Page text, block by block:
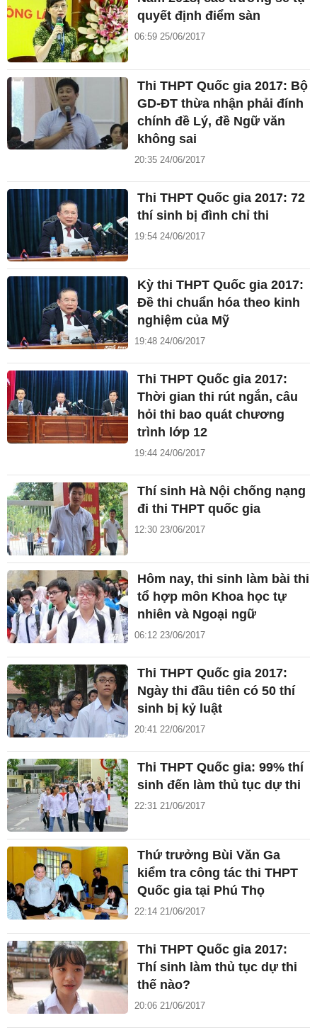
quyết định điểm sàn
06:59 25/06/2017
Thi THPT Quốc gia 2017: Bộ
GD-ĐT thừa nhận phải đính
chính đề Lý, đề Ngữ văn
không sai
20:35 24/06/2017
Thi THPT Quốc gia 2017: 72
thí sinh bị đình chỉ thi
19:54 24/06/2017
Kỳ thi THPT Quốc gia 2017:
Đề thi chuẩn hóa theo kinh
nghiệm của Mỹ
19:48 24/06/2017
Thi THPT Quốc gia 2017:
Thời gian thi rút ngắn, câu
hỏi thi bao quát chương
trình lớp 12
19:44 24/06/2017
Thí sinh Hà Nội chống nạng
đi thi THPT quốc gia
12:30 23/06/2017
Hôm nay, thi sinh làm bài thi
tổ hợp môn Khoa học tự
nhiên và Ngoại ngữ
06:12 23/06/2017
Thi THPT Quốc gia 2017:
Ngày thi đầu tiên có 50 thí
sinh bị kỷ luật
20:41 22/06/2017
Thi THPT Quốc gia: 99% thí
sinh đến làm thủ tục dự thi
22:31 21/06/2017
Thứ trưởng Bùi Văn Ga
kiểm tra công tác thi THPT
Quốc gia tại Phú Thọ
22:14 21/06/2017
Thi THPT Quốc gia 2017:
Thí sinh làm thủ tục dự thi
thế nào?
20:06 21/06/2017